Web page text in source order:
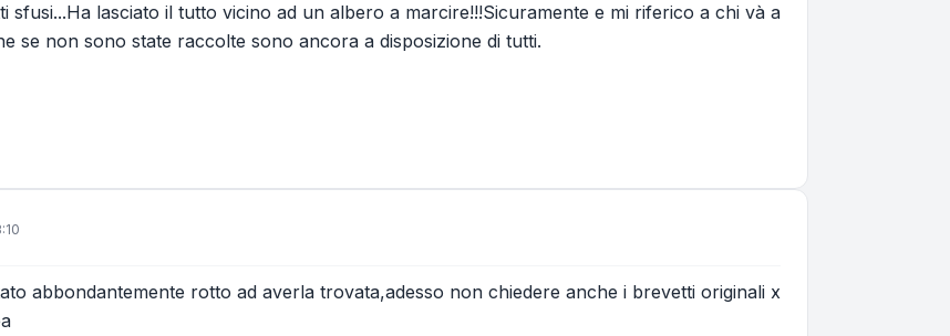
sfusi...Ha lasciato il tutto vicino ad un albero a marcire!!!Sicuramente e mi riferico a chi và a
se non sono state raccolte sono ancora a disposizione di tutti.
abbondantemente rotto ad averla trovata,adesso non chiedere anche i brevetti originali x